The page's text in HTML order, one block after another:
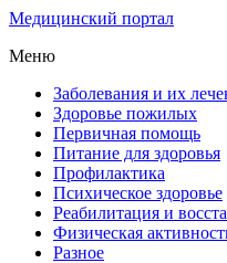
Медицинский портал
Меню
Заболевания и их
Здоровье пожилых
Первичная помощь
Питание для здоровья
Профилактика
Психическое здоровье
Реабилитация и
Физическая
Разное